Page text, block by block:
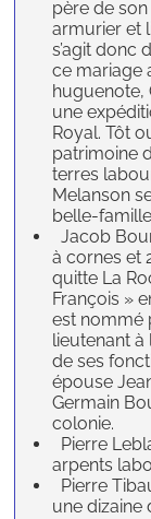
père de
armurier et
s’agit donc
ce mariage
huguenote,
une
Royal. Tôt
patrimoine
terres
Melanson
belle-
Jacob
à cornes et
quitte La
François »
est nommé
lieutenant à
de ses
épouse
Germain
colonie.
Pierre
arpents
Pierre
une dizaine